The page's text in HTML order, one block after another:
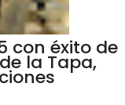
con éxito de
la Tapa,